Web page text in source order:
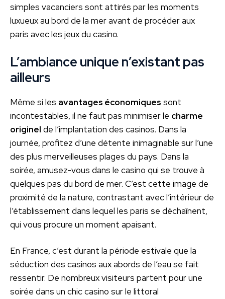
simples vacanciers sont attirés par les moments
luxueux au bord de la mer avant de procéder aux
paris avec les jeux du casino.
L’ambiance unique n’existant pas
ailleurs
Même si les avantages économiques sont
incontestables, il ne faut pas minimiser le charme
originel de l’implantation des casinos. Dans la
journée, profitez d’une détente inimaginable sur l’une
des plus merveilleuses plages du pays. Dans la
soirée, amusez-vous dans le casino qui se trouve à
quelques pas du bord de mer. C’est cette image de
proximité de la nature, contrastant avec l’intérieur de
l’établissement dans lequel les paris se déchaînent,
qui vous procure un moment apaisant.
En France, c’est durant la période estivale que la
séduction des casinos aux abords de l’eau se fait
ressentir. De nombreux visiteurs partent pour une
soirée dans un chic casino sur le littoral